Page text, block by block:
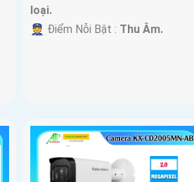
loại.
️👮 Điểm Nỗi Bật : Thu Âm.